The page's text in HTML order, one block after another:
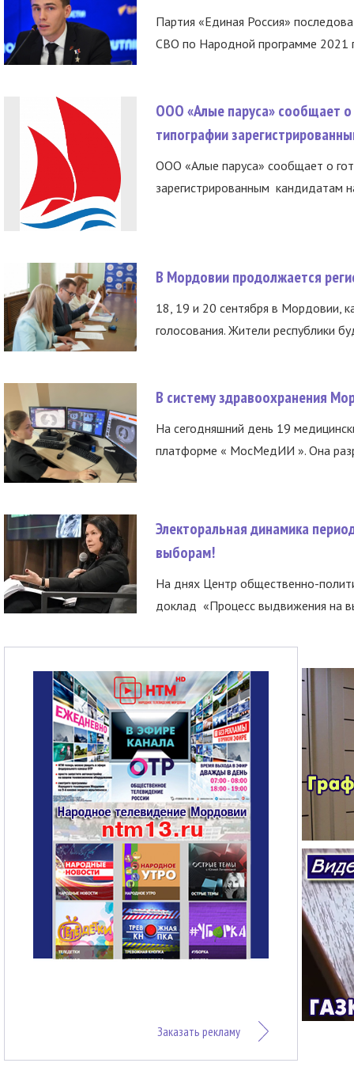
Партия «Единая Россия»
СВО по Народной программе 2021
ООО «Алые паруса» сообщает о
типографии
ООО «Алые паруса» сообщает о
зарегистрированным кандидатам
В Мордовии продолжается
18, 19 и 20 сентября в Мордовии,
голосования. Жители республики
В систему здравоохранения
На сегодняшний день 19
платформе « МосМедИИ ». Она
Электоральная динамика
выборам!
На днях Центр общественно-
доклад «Процесс выдвижения на
Заказать рекламу